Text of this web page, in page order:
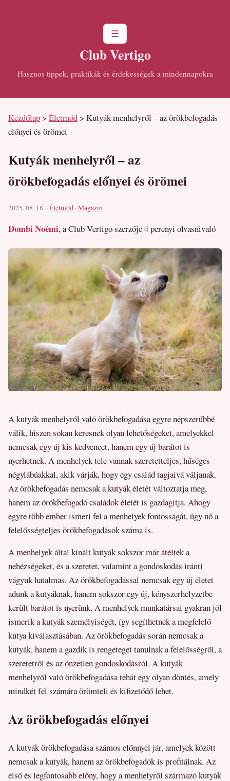
☰
Club Vertigo
Hasznos tippek, praktikák és érdekességek a mindennapokra
Kezdőlap > Életmód > Kutyák menhelyről – az örökbefogadás
előnyei és örömei
Kutyák menhelyről – az
örökbefogadás előnyei és örömei
2025. 08. 18. ·Életmód ·Magazin
Dombi Noémi, a Club Vertigo szerzője4 percnyi olvasnivaló
A kutyák menhelyről való örökbefogadása egyre népszerűbbé
válik, hiszen sokan keresnek olyan lehetőségeket, amelyekkel
nemcsak egy új kis kedvencet, hanem egy új barátot is
nyerhetnek. A menhelyek tele vannak szeretetteljes, hűséges
négylábúakkal, akik várják, hogy egy család tagjaivá váljanak.
Az örökbefogadás nemcsak a kutyák életét változtatja meg,
hanem az örökbefogadó családok életét is gazdagítja. Ahogy
egyre több ember ismeri fel a menhelyek fontosságát, úgy nő a
felelősségteljes örökbefogadások száma is.
A menhelyek által kínált kutyák sokszor már átélték a
nehézségeket, és a szeretet, valamint a gondoskodás iránti
vágyuk hatalmas. Az örökbefogadással nemcsak egy új életet
adunk a kutyáknak, hanem sokszor egy új, kényszerhelyzetbe
került barátot is nyerünk. A menhelyek munkatársai gyakran jól
ismerik a kutyák személyiségét, így segíthetnek a megfelelő
kutya kiválasztásában. Az örökbefogadás során nemcsak a
kutyák, hanem a gazdik is rengeteget tanulnak a felelősségről, a
szeretetről és az önzetlen gondoskodásról. A kutyák
menhelyről való örökbefogadása tehát egy olyan döntés, amely
mindkét fél számára örömteli és kifizetődő lehet.
Az örökbefogadás előnyei
A kutyák örökbefogadása számos előnnyel jár, amelyek között
nemcsak a kutyák, hanem az örökbefogadók is profitálnak. Az
első és legfontosabb előny, hogy a menhelyről származó kutyák